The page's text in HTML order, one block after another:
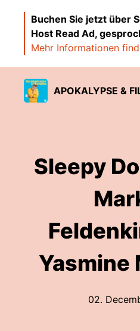
Buchen Sie jetzt über
Host Read Ad,
Mehr Informationen
APOKALYPSE &
Sleepy
Yasmine
02.